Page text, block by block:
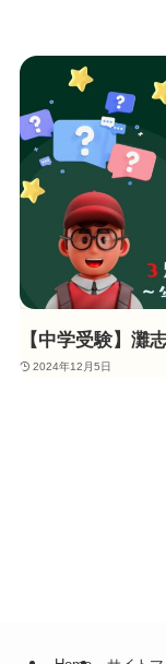
【中学受験】灘
2024年12月5日